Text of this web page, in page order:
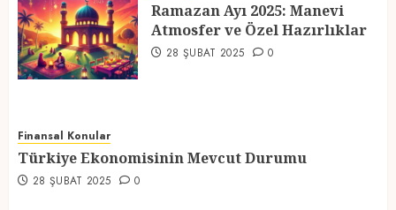
5
28 ŞUBAT 2025 0
Ramazan Ayı 2025: Manevi
Atmosfer ve Özel Hazırlıklar
28 ŞUBAT 2025 0
Finansal Konular
Türkiye Ekonomisinin Mevcut Durumu
28 ŞUBAT 2025 0